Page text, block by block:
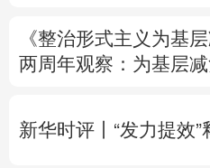
English Español
Deutsch Português
《整治形式主义为基
两周年观察 ：为基层
新华时评丨“发力提效